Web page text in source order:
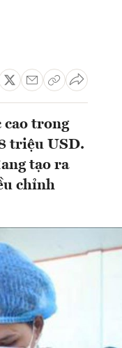
cao trong
triệu USD.
tạo ra
chỉnh